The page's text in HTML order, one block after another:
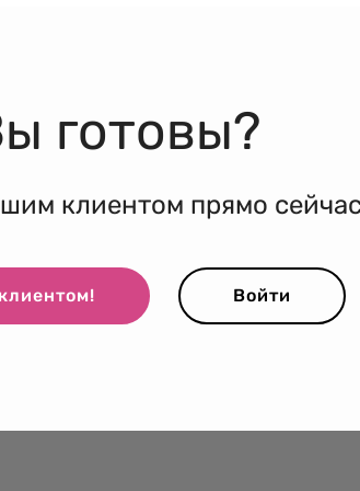
готовы?
клиентом прямо
Войти